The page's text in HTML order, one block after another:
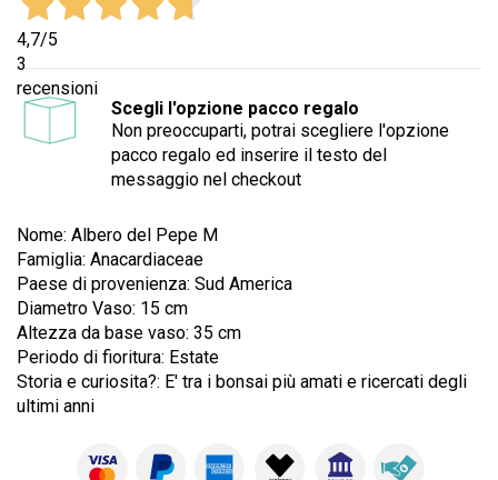
4,7/5
3
recensioni
Scegli l'opzione pacco regalo
Non preoccuparti, potrai scegliere l'opzione
pacco regalo ed inserire il testo del
messaggio nel checkout
Nome: Albero del Pepe M
Famiglia: Anacardiaceae
Paese di provenienza: Sud America
Diametro Vaso: 15 cm
Altezza da base vaso: 35 cm
Periodo di fioritura: Estate
Storia e curiosita?: E' tra i bonsai più amati e ricercati degli
ultimi anni